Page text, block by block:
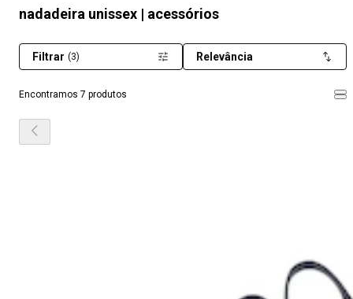
nadadeira unissex | acessórios
Encontramos 7 produtos
Filtrar (3) Relevância